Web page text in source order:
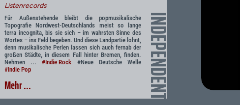
INDEPENDENT
Listenrecords
Für Außenstehende bleibt die popmusikalische
Topografie Nordwest-Deutschlands meist so lange
terra incognita, bis sie sich – im wahrsten Sinne des
Wortes – ins Feld begeben. Und diese Landpartie lohnt,
denn musikalische Perlen lassen sich auch fernab der
großen Städte, in diesem Fall hinter Bremen, finden.
Nehmen ...#Indie Rock #Neue Deutsche Welle
#Indie Pop
Mehr ...